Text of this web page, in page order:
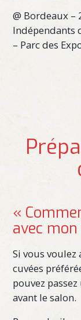
@ Bordeaux –
Indépendants
– Parc des
«
avec
Si vous
cuvées
pouvez
avant le salon.